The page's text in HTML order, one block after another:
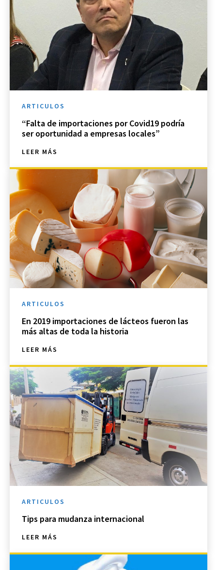
ARTICULOS
“Falta de importaciones por Covid19 podría
ser oportunidad a empresas locales”
LEER MÁS
ARTICULOS
En 2019 importaciones de lácteos fueron las
más altas de toda la historia
LEER MÁS
ARTICULOS
Tips para mudanza internacional
LEER MÁS